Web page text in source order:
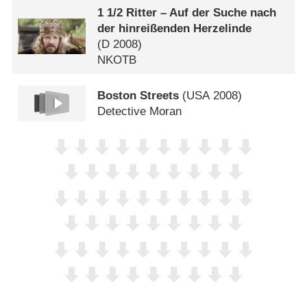
1 1/​2 Ritter – Auf der Suche nach
der hinreißenden Herzelinde
(D 2008)
NKOTB
Boston Streets (USA2008)
Detective Moran